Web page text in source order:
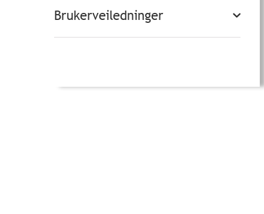
Brukerveiledninger